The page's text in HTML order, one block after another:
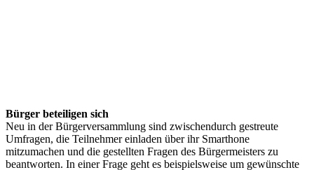
Bürger beteiligen sich
Neu in der Bürgerversammlung sind zwischendurch gestreute
Umfragen, die Teilnehmer einladen über ihr Smarthone
mitzumachen und die gestellten Fragen des Bürgermeisters zu
beantworten. In einer Frage geht es beispielsweise um gewünschte